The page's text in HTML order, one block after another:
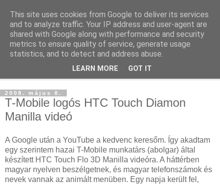
blog.sancho.hu
Egy techember blogja a mindennapok kütyüiről...
2008. május 8.
T-Mobile logós HTC Touch Diamon
Manilla videó
A Google után a YouTube a kedvenc keresőm. Így akadtam
egy szerintem hazai T-Mobile munkatárs (abolgar) által
készített HTC Touch Flo 3D Manilla videóra. A háttérben
magyar nyelven beszélgetnek, és magyar telefonszámok és
nevek vannak az animált menüben. Egy napja került fel,
This site uses cookies from Google to deliver its services
and to analyze traffic. Your IP address and user-agent are
shared with Google along with performance and security
metrics to ensure quality of service, generate usage
statistics, and to detect and address abuse.
LEARN MORE GOT IT